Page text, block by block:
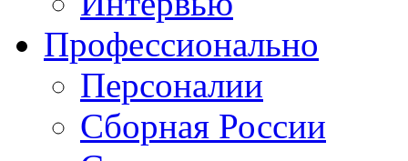
Профессионально
Персоналии
Сборная России